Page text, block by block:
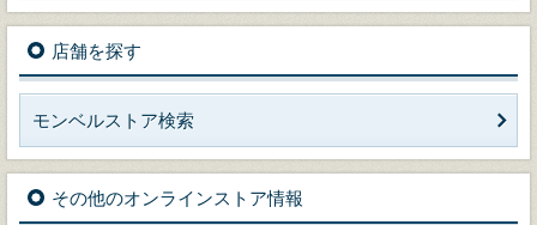
店舗を探す
モンベルストア検索
その他のオンラインストア情報